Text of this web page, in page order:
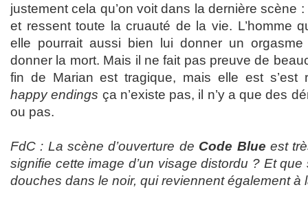
justement cela qu’on voit dans la dernière scène
et ressent toute la cruauté de la vie. L’homme
elle pourrait aussi bien lui donner un orgasme
donner la mort. Mais il ne fait pas preuve de
fin de Marian est tragique, mais elle est s’est
happy endings ça n’existe pas, il n’y a que des
ou pas.
FdC : La scène d’ouverture de Code Blue est
signifie cette image d’un visage distordu ? Et
douches dans le noir, qui reviennent également à